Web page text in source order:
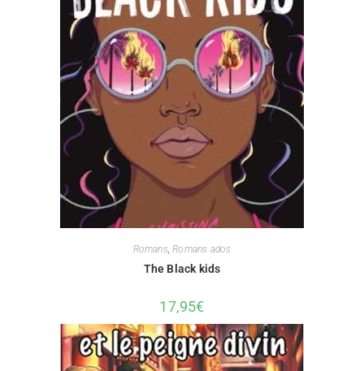
Romans,Romans ados
The Black kids
17,95€